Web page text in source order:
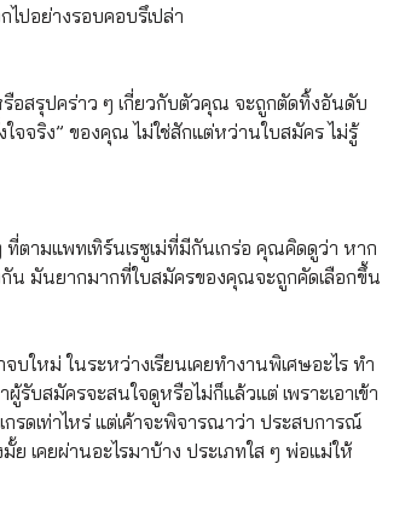
ปอย่างรอบคอบรึเปล่า
อสรุปคร่าว ๆ เกี่ยวกับตัวคุณ จะถูกตัดทิ้งอันดับ
จจริง” ของคุณ ไม่ใช่สักแต่หว่านใบสมัคร ไม่รู้
ตามแพทเทิร์นเรซูเม่ที่มีกันเกร่อ คุณคิดดูว่า หาก
น มันยากมากที่ใบสมัครของคุณจะถูกคัดเลือกขึ้น
ใหม่ ในระหว่างเรียนเคยทำงานพิเศษอะไร ทำ
รับสมัครจะสนใจดูหรือไม่ก็แล้วแต่ เพราะเอาเข้า
รดเท่าไหร่ แต่เค้าจะพิจารณาว่า ประสบการณ์
ย เคยผ่านอะไรมาบ้าง ประเภทใส ๆ พ่อแม่ให้